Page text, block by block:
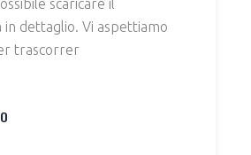
scaricare il
in dettaglio. Vi aspettiamo
trascorrer